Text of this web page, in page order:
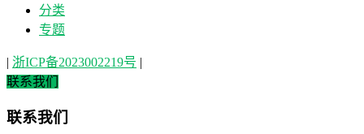
分类
专题
| 浙ICP备2023002219号 |
联系我们
联系我们